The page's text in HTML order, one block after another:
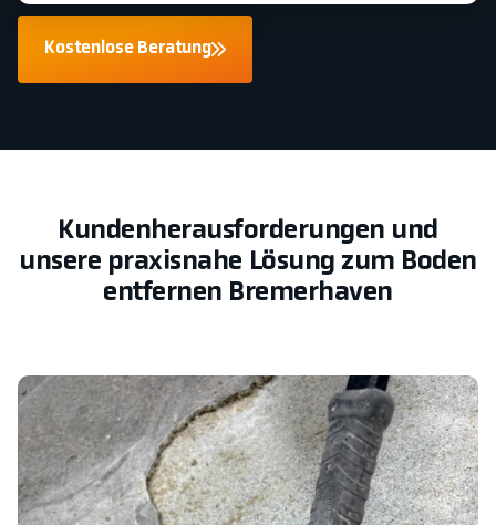
Kostenlose Beratung
Kundenherausforderungen und
unsere praxisnahe Lösung zum Boden
entfernen Bremerhaven